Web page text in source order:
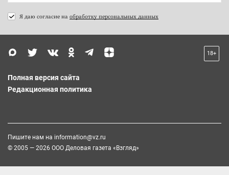
Я даю согласие на обработку персональных данных
18+
Полная версия сайта
Редакционная политика
Пишите нам на information@vz.ru
© 2005 — 2026 ООО Деловая газета «Взгляд»